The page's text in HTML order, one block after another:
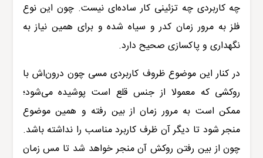
چه کاربردی چه تزئینی کار ساده‌ای نیست. چون این نوع
فلز به مرور زمان کدر و سیاه شده و برای همین نیاز به
نگهداری و پاکسازی صحیح دارد.
در کنار این موضوع ظروف کاربردی مسی چون درون‌اش با
روکشی که معمولا از جنس قلع است پوشیده می‌شود؛
ممکن است به مرور زمان از بین رفته و همین موضوع
منجر شود تا دیگر آن ظرف کاربرد مناسب را نداشته باشد.
چون از بین رفتن روکش آن منجر خواهد شد تا مس زمان